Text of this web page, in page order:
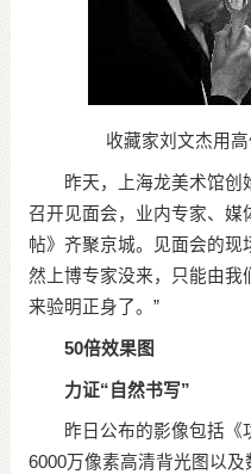
收藏家刘文杰用高
昨天，上海龙美术馆创
召开见面会，业内专家、媒
帖》齐聚京城。见面会的现
然上博专家没来，只能由我
来验明正身了。”
50倍效果图
力证“自然书写”
昨日公布的影像包括《功
6000万像素高清背光图以